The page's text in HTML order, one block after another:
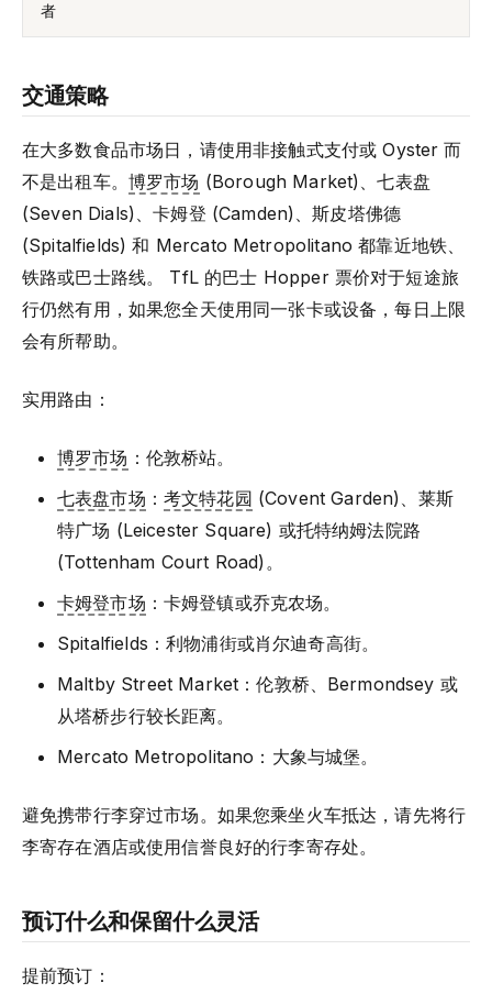
者
交通策略
在大多数食品市场日，请使用非接触式支付或 Oyster 而
不是出租车。 博罗市场 (Borough Market)、七表盘
(Seven Dials)、卡姆登 (Camden)、斯皮塔佛德
(Spitalfields) 和 Mercato Metropolitano 都靠近地铁、
铁路或巴士路线。 TfL 的巴士 Hopper 票价对于短途旅
行仍然有用，如果您全天使用同一张卡或设备，每日上限
会有所帮助。
实用路由：
博罗市场 ：伦敦桥站。
七表盘市场 ： 考文特花园 (Covent Garden)、莱斯
特广场 (Leicester Square) 或托特纳姆法院路
(Tottenham Court Road)。
卡姆登市场 ：卡姆登镇或乔克农场。
Spitalfields：利物浦街或肖尔迪奇高街。
Maltby Street Market：伦敦桥、Bermondsey 或
从塔桥步行较长距离。
Mercato Metropolitano：大象与城堡。
避免携带行李穿过市场。如果您乘坐火车抵达，请先将行
李寄存在酒店或使用信誉良好的行李寄存处。
预订什么和保留什么灵活
提前预订：